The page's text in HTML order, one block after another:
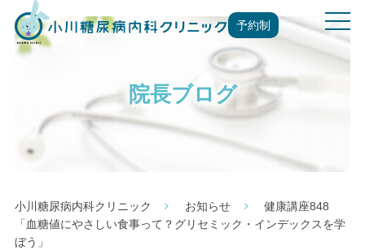
予約制
t
o
g
a
院長ブログ
小川糖尿病内科クリニック お知らせ
健康講座848
「血糖値にやさしい食事って？グリセミック・インデックスを学
ぼう」